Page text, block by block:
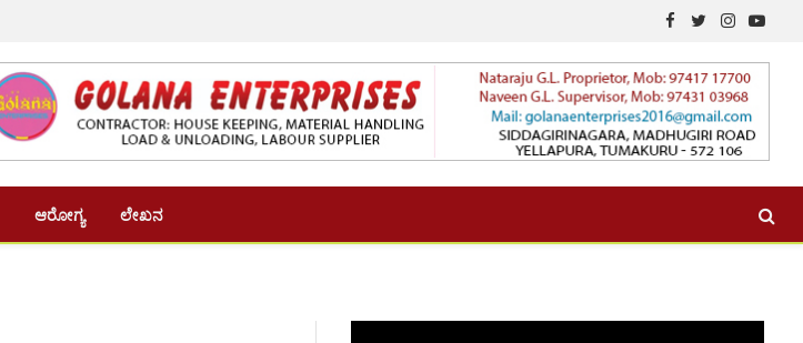
Facebook
TwitterInstagram
ಆರೋಗ್ಯ ಲೇಖನ